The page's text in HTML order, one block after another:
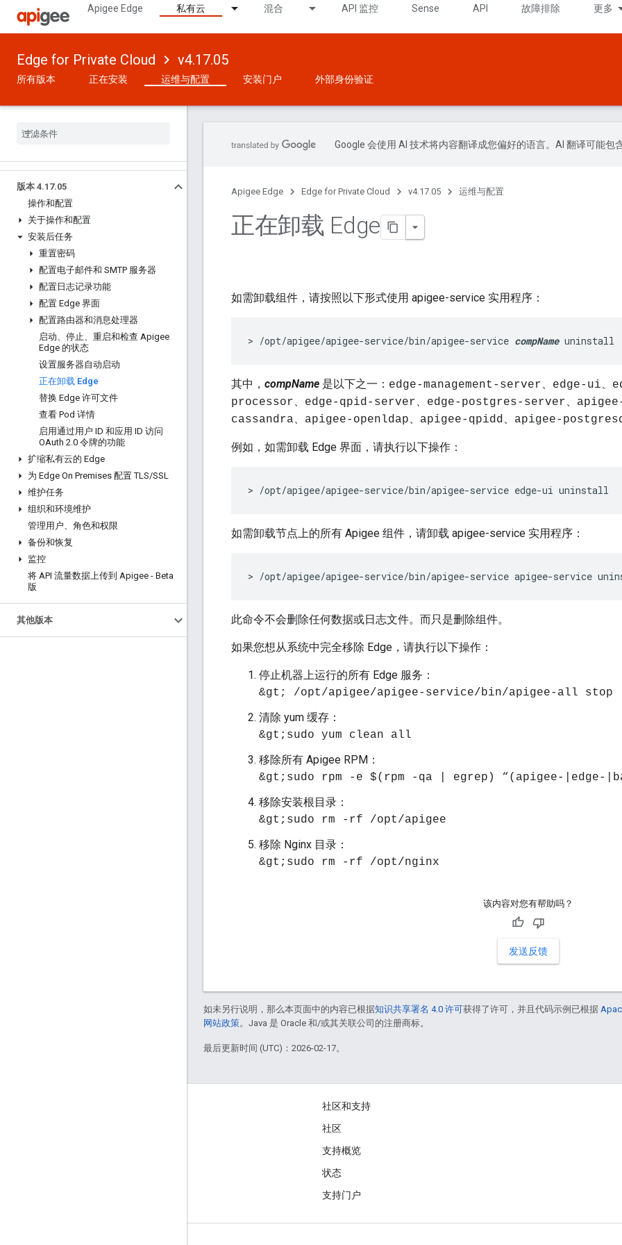
Apigee Edge 私有云 混合 API 监控 Sense API 故障排除 更多
Edge for Private Cloud v4.17.05
所有版本 正在安装 运维与配置 安装门户 外部身份验证
版本 4.17.05
操作和配置
关于操作和配置
安装后任务
重置密码
配置电子邮件和 SMTP 服务器
配置日志记录功能
配置 Edge 界面
配置路由器和消息处理器
启动、停止、重启和检查 Apigee
Edge 的状态
设置服务器自动启动
正在卸载 Edge
替换 Edge 许可文件
查看 Pod 详情
启用通过用户 ID 和应用 ID 访问
OAuth 2.0 令牌的功能
扩缩私有云的 Edge
为 Edge On Premises 配置 TLS/SSL
维护任务
组织和环境维护
管理用户、角色和权限
备份和恢复
监控
将 API 流量数据上传到 Apigee - Beta
版
其他版本
Google 会使用 AI 技术将内容翻译成您偏好的语言。AI 翻译可能包
Apigee Edge Edge for Private Cloud v4.17.05 运维与配置
正在卸载 Edge
如需卸载组件，请按照以下形式使用 apigee-service 实用程序：
> /opt/apigee/apigee-service/bin/apigee-service compName uninstall
其中， compName 是以下之一： edge-management-server、edge-ui、
processor、edge-qpid-server、edge-postgres-server、
cassandra、apigee-openldap、apigee-qpidd、apigee-
例如，如需卸载 Edge 界面，请执行以下操作：
> /opt/apigee/apigee-service/bin/apigee-service edge-ui uninstall
如需卸载节点上的所有 Apigee 组件，请卸载 apigee-service 实用程序：
> /opt/apigee/apigee-service/bin/apigee-service apigee-service
此命令不会删除任何数据或日志文件。而只是删除组件。
如果您想从系统中完全移除 Edge，请执行以下操作：
停止机器上运行的所有 Edge 服务：
&gt; /opt/apigee/apigee-service/bin/apigee-all stop
清除 yum 缓存：
&gt;sudo yum clean all
移除所有 Apigee RPM：
&gt;sudo rpm -e $(rpm -qa | egrep) “(apigee-|edge-
移除安装根目录：
&gt;sudo rm -rf /opt/apigee
移除 Nginx 目录：
&gt;sudo rm -rf /opt/nginx
该内容对您有帮助吗？
发送反馈
如未另行说明，那么本页面中的内容已根据知识共享署名 4.0 许可获得了许可，并且代码示例已根据
网站政策。Java 是 Oracle 和/或其关联公司的注册商标。
最后更新时间 (UTC)：2026-02-17。
社区和支持
社区
支持概览
状态
支持门户